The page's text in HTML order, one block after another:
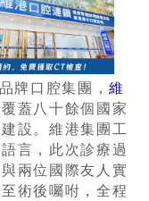
牌口腔集團，維
蓋八十餘個國家
設。維港集團工
言，此次診療過
兩位國際友人實
術後囑咐，全程